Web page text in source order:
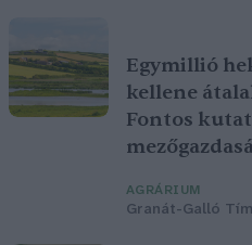
Egymillió
kellene
Fontos
AGRÁRIUM
Granát-Galló